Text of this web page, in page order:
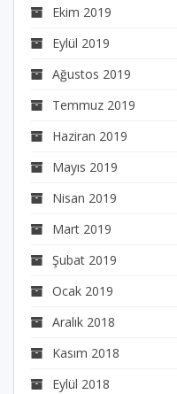
Ekim 2019
Eylül 2019
Ağustos 2019
Temmuz 2019
Haziran 2019
Mayıs 2019
Nisan 2019
Mart 2019
Şubat 2019
Ocak 2019
Aralık 2018
Kasım 2018
Eylül 2018